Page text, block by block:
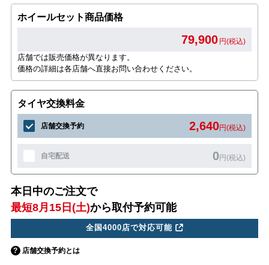
ホイールセット商品価格
79,900 円(税込)
店舗では販売価格が異なります。
価格の詳細は各店舗へ直接お問い合わせください。
タイヤ交換料金
店舗交換予約 2,640円(税込)
自宅配送 0円(税込)
本日中のご注文で
最短8月15日(土)から取付予約可能
全国4000店で対応可能
店舗交換予約とは